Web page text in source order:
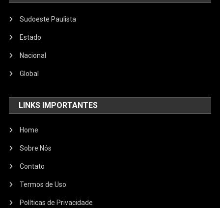
Sudoeste Paulista
Estado
Nacional
Global
LINKS IMPORTANTES
Home
Sobre Nós
Contato
Termos de Uso
Políticas de Privacidade